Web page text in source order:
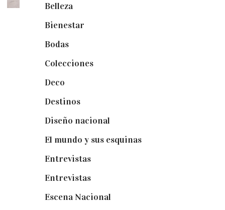
Belleza(32)
Bienestar
Bodas(73)
Colecciones(22)
Deco
Destinos(6)
Diseño nacional
El mundo y sus esquinas(25)
Entrevistas(36)
Entrevistas(14)
Escena Nacional